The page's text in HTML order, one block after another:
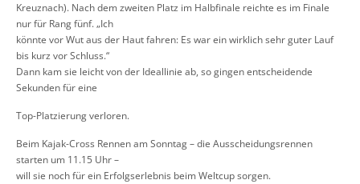
Kreuznach). Nach dem zweiten Platz im Halbfinale reichte es im Finale
nur für Rang fünf. „Ich
könnte vor Wutaus der Haut fahren: Es war ein wirklich sehr guter Lauf
bis kurz vor Schluss.“
Dann kam sie leicht von der Ideallinie ab, so gingen entscheidende
Sekunden für eine
Top-Platzierungverloren.
Beim Kajak-Cross Rennen am Sonntag–die Ausscheidungsrennen
starten um 11.15 Uhr–
will sie noch für ein Erfolgserlebnis beim Weltcup sorgen.